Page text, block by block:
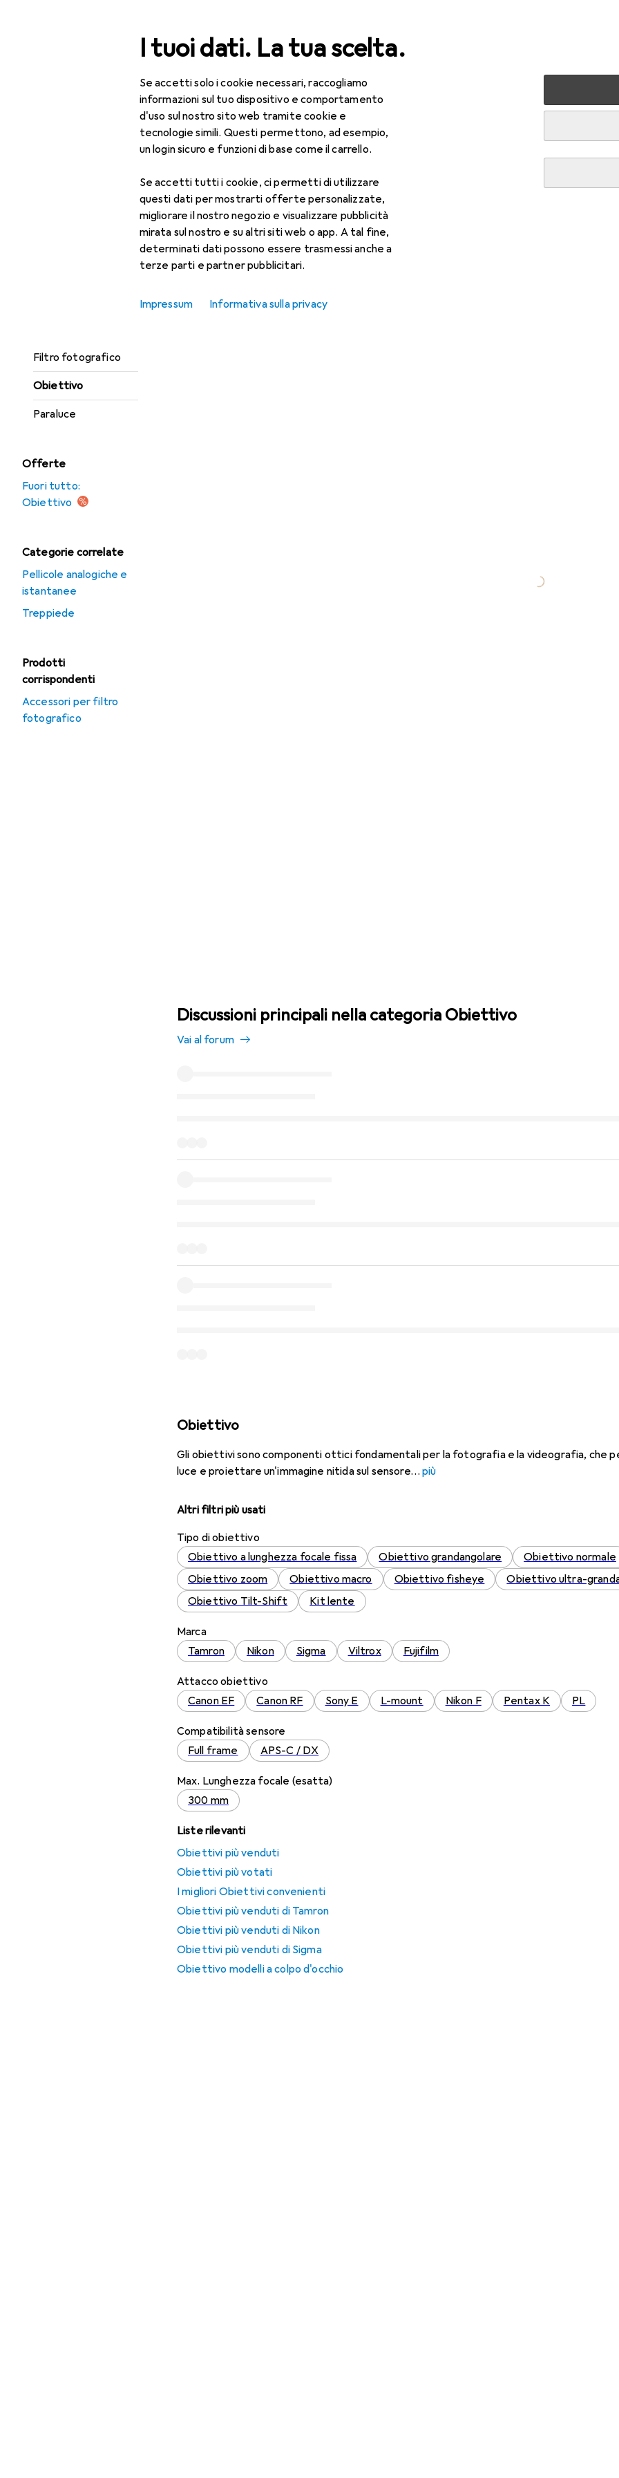
I tuoi dati. La tua scelta.
Se accetti solo i cookie necessari, raccogliamo
informazioni sul tuo dispositivo e comportamento
d'uso sul nostro sito web tramite cookie e
tecnologie simili. Questi permettono, ad esempio,
un login sicuro e funzioni di base come il carrello.
Se accetti tutti i cookie, ci permetti di utilizzare
questi dati per mostrarti offerte personalizzate,
migliorare il nostro negozio e visualizzare pubblicità
mirata sul nostro e su altri siti web o app. A tal fine,
determinati dati possono essere trasmessi anche a
terze parti e partner pubblicitari.
Impressum Informativa sulla privacy
Cerca
Filtro fotografico
Obiettivo
Paraluce
Offerte
Fuori tutto:
Obiettivo
Categorie correlate
Pellicole analogiche e
istantanee
Treppiede
Prodotti
corrispondenti
Accessori per filtro
fotografico
Tutte le categorie IT + Multimedia
Obiettivo
ProdottiForum
Discussioni principali nella categoria Obiettivo
Vai al forum
Obiettivo
Gli obiettivi sono componenti ottici fondamentali per la fotografia e la videografia, che
luce e proiettare un'immagine nitida sul sensore
più
Altri filtri più usati
Tipo di obiettivo
Obiettivo a lunghezza focale fissa
Obiettivo grandangolare Obiettivo normale
Obiettivo zoom
Obiettivo macro Obiettivo fisheye
Obiettivo ultra-
Obiettivo Tilt-Shift
Kit lente
Marca
Tamron
Nikon Sigma Viltrox Fujifilm
Attacco obiettivo
Canon EF
Canon RF Sony E L-mount Nikon F Pentax K PL
Compatibilità sensore
Full frame
APS-C / DX
Max. Lunghezza focale (esatta)
300 mm
Liste rilevanti
Obiettivi più venduti
Obiettivi più votati
I migliori Obiettivi convenienti
Obiettivi più venduti di Tamron
Obiettivi più venduti di Nikon
Obiettivi più venduti di Sigma
Obiettivo modelli a colpo d'occhio